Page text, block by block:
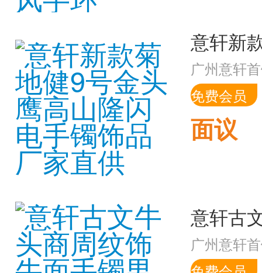
广州意轩
免费会员
面议
广州意轩